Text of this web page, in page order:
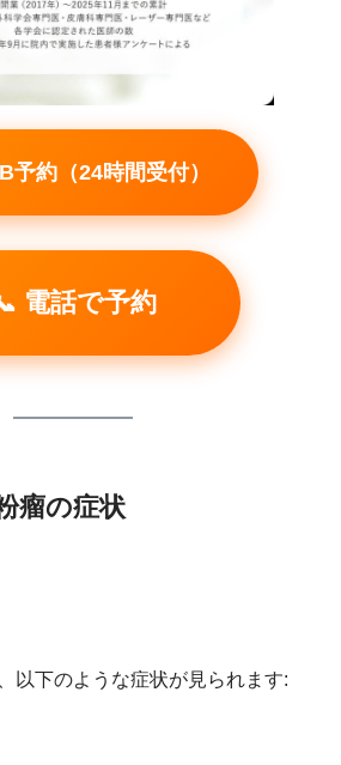
予約（24時間受付）
電話で予約
瘤の症状
以下のような症状が見られます: